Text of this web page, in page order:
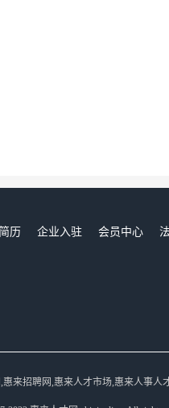
历 企业入驻 会员中心
惠来招聘网,惠来人才市场,惠来人事人